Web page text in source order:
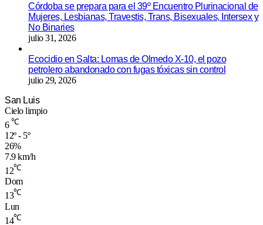
Córdoba se prepara para el 39º Encuentro Plurinacional de
Mujeres, Lesbianas, Travestis, Trans, Bisexuales, Intersex y
No Binaries
julio 31, 2026
Ecocidio en Salta: Lomas de Olmedo X-10, el pozo
petrolero abandonado con fugas tóxicas sin control
julio 29, 2026
San Luis
Cielo limpio
6 ℃
12º - 5º
26%
7.9 km/h
12℃
Dom
13℃
Lun
14℃